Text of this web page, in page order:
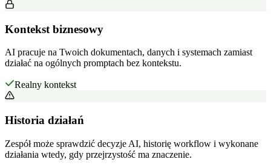
Kontekst biznesowy
AI pracuje na Twoich dokumentach, danych i systemach zamiast
działać na ogólnych promptach bez kontekstu.
Realny kontekst
Historia działań
Zespół może sprawdzić decyzje AI, historię workflow i wykonane
działania wtedy, gdy przejrzystość ma znaczenie.